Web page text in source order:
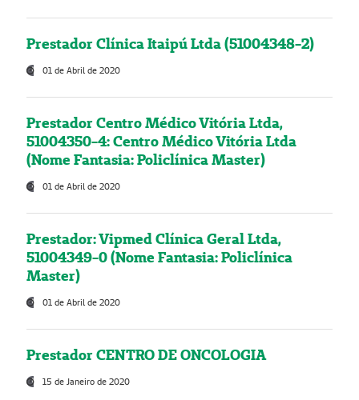
Prestador Clínica Itaipú Ltda (51004348-2)
01 de Abril de 2020
Prestador Centro Médico Vitória Ltda,
51004350-4: Centro Médico Vitória Ltda
(Nome Fantasia: Policlínica Master)
01 de Abril de 2020
Prestador: Vipmed Clínica Geral Ltda,
51004349-0 (Nome Fantasia: Policlínica
Master)
01 de Abril de 2020
Prestador CENTRO DE ONCOLOGIA
15 de Janeiro de 2020